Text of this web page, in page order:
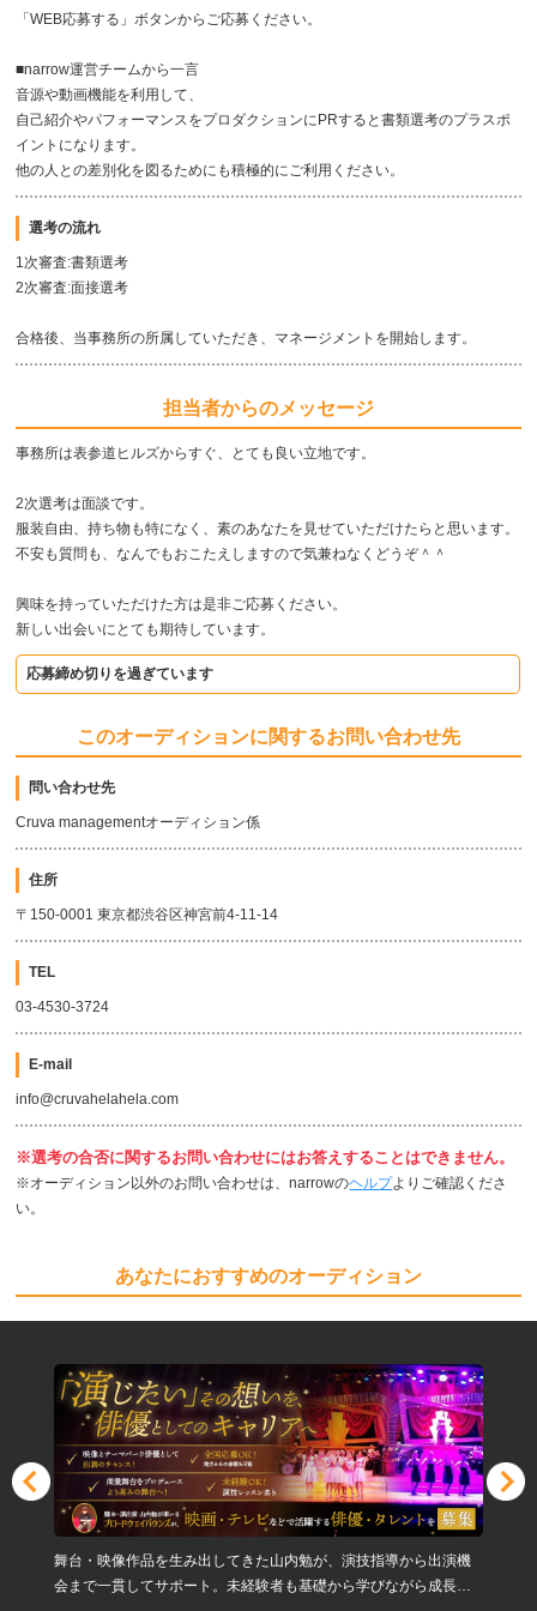
「WEB応募する」ボタンからご応募ください。
■narrow運営チームから一言
音源や動画機能を利用して、
自己紹介やパフォーマンスをプロダクションにPRすると書類選考のプラスポ
イントになります。
他の人との差別化を図るためにも積極的にご利用ください。
選考の流れ
1次審査:書類選考
2次審査:面接選考
合格後、当事務所の所属していただき、マネージメントを開始します。
担当者からのメッセージ
事務所は表参道ヒルズからすぐ、とても良い立地です。
2次選考は面談です。
服装自由、持ち物も特になく、素のあなたを見せていただけたらと思います。
不安も質問も、なんでもおこたえしますので気兼ねなくどうぞ＾＾
興味を持っていただけた方は是非ご応募ください。
新しい出会いにとても期待しています。
応募締め切りを過ぎています
このオーディションに関するお問い合わせ先
問い合わせ先
Cruva managementオーディション係
住所
〒150-0001 東京都渋谷区神宮前4-11-14
TEL
03-4530-3724
E-mail
info@cruvahelahela.com
※選考の合否に関するお問い合わせにはお答えすることはできません。
※オーディション以外のお問い合わせは、narrowのヘルプよりご確認くださ
い。
あなたにおすすめのオーディション
舞台・映像作品を生み出してきた山内勉が、演技指導から出演機
会まで一貫してサポート。未経験者も基礎から学びながら成長で